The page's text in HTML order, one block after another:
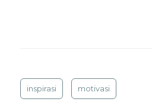
inspirasi motivasi